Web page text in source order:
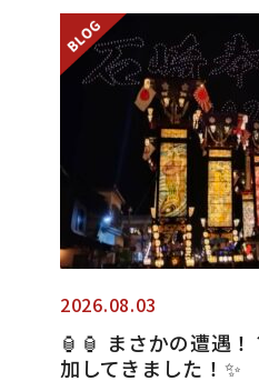
2026.08.03
🏮🏮 まさかの遭遇
加してきました！✨